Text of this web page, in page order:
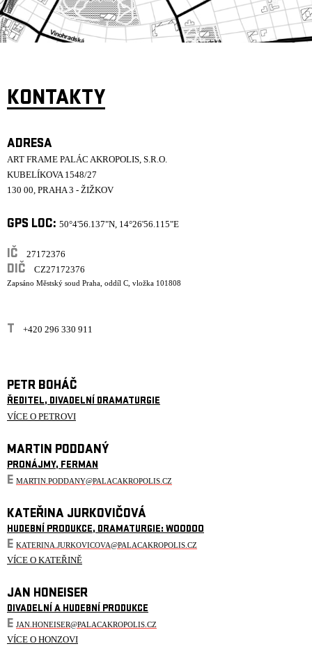
KONTAKTY
ADRESA
ART FRAME PALÁC AKROPOLIS, S.R.O.
KUBELÍKOVA 1548/27
130 00, PRAHA 3 - ŽIŽKOV
GPS LOC: 50°4'56.137"N, 14°26'56.115"E
IČ 27172376
DIČ CZ27172376
Zapsáno Městský soud Praha, oddíl C, vložka 101808
T +420 296 330 911
PETR BOHÁČ
ŘEDITEL, DIVADELNÍ DRAMATURGIE
VÍCE O PETROVI
MARTIN PODDANÝ
PRONÁJMY, FERMAN
E MARTIN.PODDANY@PALACAKROPOLIS.CZ
KATEŘINA JURKOVIČOVÁ
HUDEBNÍ PRODUKCE, DRAMATURGIE: WOODOO
E KATERINA.JURKOVICOVA@PALACAKROPOLIS.CZ
VÍCE O KATEŘINĚ
JAN HONEISER
DIVADELNÍ A HUDEBNÍ PRODUKCE
E JAN.HONEISER@PALACAKROPOLIS.CZ
VÍCE O HONZOVI